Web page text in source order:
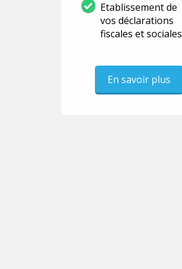
Etablissement de
vos déclarations
fiscales et sociales
En savoir plus